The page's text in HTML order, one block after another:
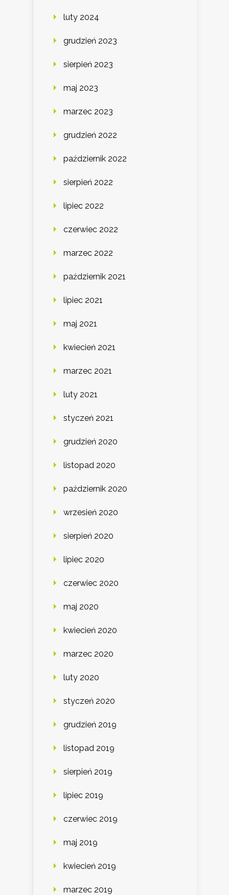
luty 2024
grudzień 2023
sierpień 2023
maj 2023
marzec 2023
grudzień 2022
październik 2022
sierpień 2022
lipiec 2022
czerwiec 2022
marzec 2022
październik 2021
lipiec 2021
maj 2021
kwiecień 2021
marzec 2021
luty 2021
styczeń 2021
grudzień 2020
listopad 2020
październik 2020
wrzesień 2020
sierpień 2020
lipiec 2020
czerwiec 2020
maj 2020
kwiecień 2020
marzec 2020
luty 2020
styczeń 2020
grudzień 2019
listopad 2019
sierpień 2019
lipiec 2019
czerwiec 2019
maj 2019
kwiecień 2019
marzec 2019